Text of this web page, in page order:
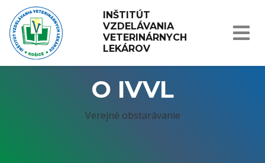
INŠTITÚT
VZDELÁVANIA
VETERINÁRNYCH
LEKÁROV
O IVVL
Verejné obstarávanie